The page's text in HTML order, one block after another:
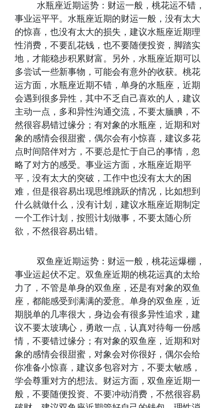
水瓶座近期运势：财运一般，桃花运不错，
事业运平平。水瓶座近期的财运一般，没有太大
的惊喜，也没有太大的损失，建议水瓶座近期理
性消费，不要乱花钱，也不要随便投资，脚踏实
地，才能稳步积累财富。另外，水瓶座近期可以
多尝试一些新事物，可能会有意外的收获。桃花
运方面，水瓶座近期不错，单身的水瓶座，近期
会遇到很多异性，其中不乏自己喜欢的人，建议
主动一点，多和异性沟通交流，不要太腼腆，不
然很容易错过缘分；有对象的水瓶座，近期和对
象的感情会很甜蜜，偶尔会有小惊喜，建议多花
点时间陪伴对方，不要总是忙于自己的事情，忽
略了对方的感受。事业运方面，水瓶座近期平
平，没有太大的突破，工作中也没有太大的困
难，但是很容易出现思维跳跃的情况，比如想到
什么就做什么，没有计划，建议水瓶座近期制定
一个工作计划，按照计划做事，不要太随心所
欲，不然很容易出错。
双鱼座近期运势：财运一般，桃花运爆棚，
事业运起伏不定。双鱼座近期的桃花运真的太给
力了，不管是单身的双鱼座，还是有对象的双鱼
座，都能感受到满满的爱意。单身的双鱼座，近
期脱单的几率很大，身边会有很多异性追求，建
议不要太玻璃心，勇敢一点，认真对待每一份感
情，不要错过缘分；有对象的双鱼座，近期和对
象的感情会很甜蜜，对象会对你很好，偶尔会给
你准备小惊喜，建议多包容对方，不要太敏感，
学会尊重对方的想法。财运方面，双鱼座近期一
般，不要随便投资、不要冲动消费，不然很容易